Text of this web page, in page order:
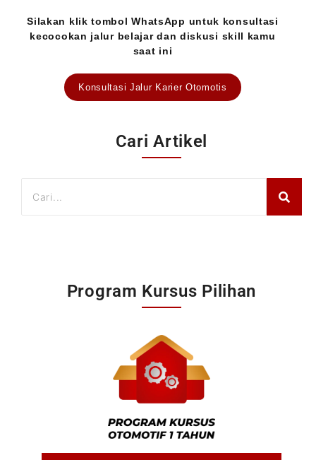
Silakan klik tombol WhatsApp untuk konsultasi
kecocokan jalur belajar dan diskusi skill kamu
saat ini
Konsultasi Jalur Karier Otomotis
Cari Artikel
Program Kursus Pilihan